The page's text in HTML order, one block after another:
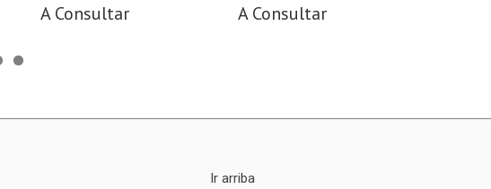
A Consultar A Consultar
Ir arriba